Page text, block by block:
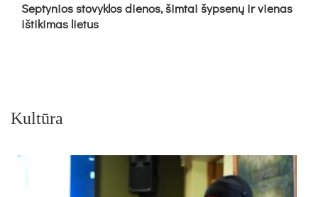
Sep­ty­nios sto­vyk­los die­nos, šim­tai šyp­se­nų ir vie­nas
iš­ti­ki­mas lie­tus
Kultūra